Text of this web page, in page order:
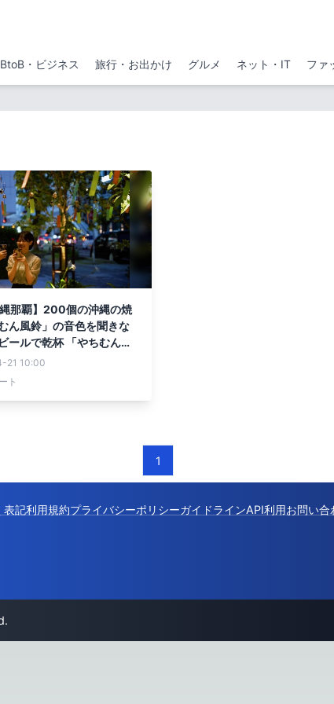
BtoB・ビジネス 旅行・お出かけ グルメ ネット・IT ファ
縄那覇】200個の沖縄の焼
ん風鈴」の音色を聞きな
ールで乾杯 「やちむんビ
年も開催｜期間：2022年
日
21 10:00
ト
1
表記利用規約プライバシーポリシーガイドラインAPI利用お問い合